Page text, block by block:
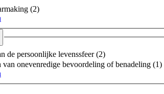
(2)
de persoonlijke levenssfeer (2)
onevenredige bevoordeling of benadeling (1)